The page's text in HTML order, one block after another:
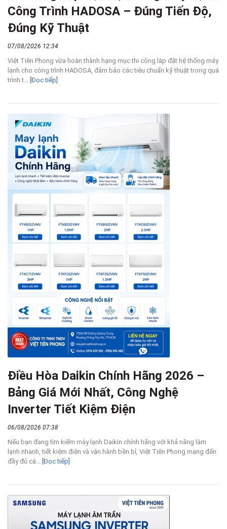
Công Trình HADOSA – Đúng Tiến Độ,
Đúng Kỹ Thuật
07/08/2026 12:34
Việt Tiên Phong vừa hoàn thành hạng mục thi công lắp đặt hệ thống máy
lạnh cho công trình HADOSA, đảm bảo các tiêu chuẩn kỹ thuật trong quá
trình t...
[Đọc tiếp]
Điều Hòa Daikin Chính Hãng 2026 –
Bảng Giá Mới Nhất, Công Nghệ
Inverter Tiết Kiệm Điện
06/08/2026 07:38
Nếu bạn đang tìm kiếm máy lạnh Daikin chính hãng với khả năng làm
lạnh nhanh, tiết kiệm điện và vận hành bền bỉ, Việt Tiên Phong mang đến
đầy đủ cá...
[Đọc tiếp]